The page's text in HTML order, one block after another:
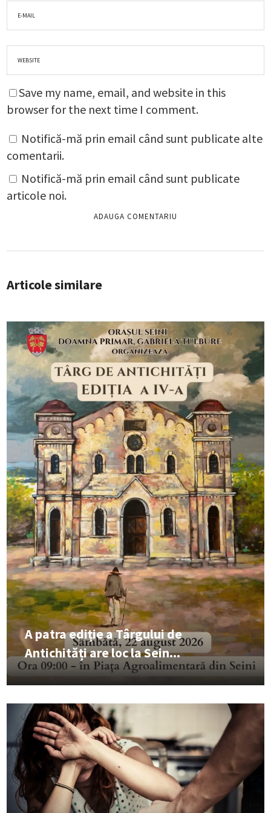
Save my name, email, and website in this
browser for the next time I comment.
Notifică-mă prin email când sunt publicate alte
comentarii.
Notifică-mă prin email când sunt publicate
articole noi.
Articole similare
A patra ediție a Târgului de
Antichități are loc la Sein...